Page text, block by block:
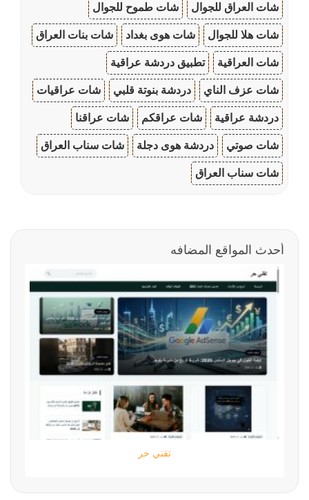
شات العراق للجوال شات طموح للجوال
شات هلا للجوال شات هوى بغداد شات بنات العراق
شات العراقية تطبيق دردشة عراقية
شات عزف الناي دردشة بنوتة قلبي شات عراقيات
دردشة عراقية شات عراقكم شات عراقنا
شات صوتي دردشة هوى دجلة شات سناب العراق
شات سناب العراق
أحدث المواقع المضافه
تقني حر